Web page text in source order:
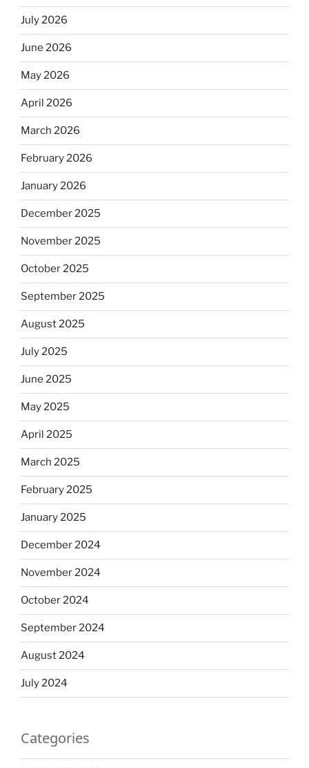
July 2026
June 2026
May 2026
April 2026
March 2026
February 2026
January 2026
December 2025
November 2025
October 2025
September 2025
August 2025
July 2025
June 2025
May 2025
April 2025
March 2025
February 2025
January 2025
December 2024
November 2024
October 2024
September 2024
August 2024
July 2024
Categories